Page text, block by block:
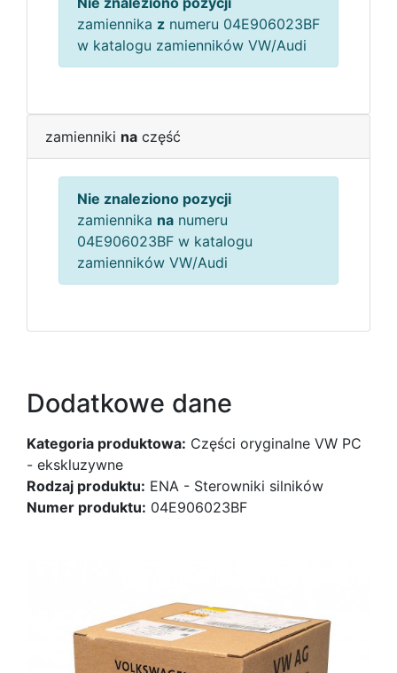
zamiennika z numeru 04E906023BF
w katalogu zamienników VW/Audi
zamienniki na część
Nie znaleziono pozycji
zamiennika na numeru
04E906023BF w katalogu
zamienników VW/Audi
Dodatkowe dane
Kategoria produktowa: Części oryginalne VW PC
- ekskluzywne
Rodzaj produktu: ENA - Sterowniki silników
Numer produktu: 04E906023BF